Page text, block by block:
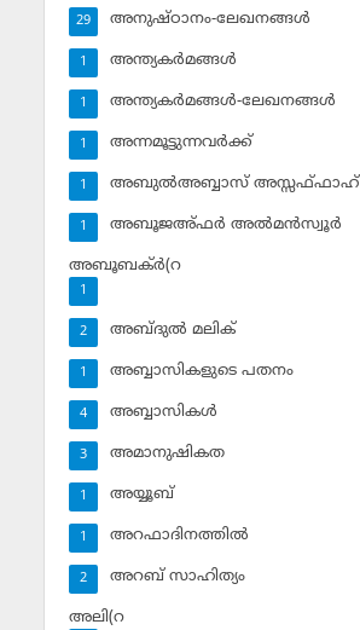
അനുഷ്ഠാനം-ലേഖനങ്ങള്‍
29
അന്ത്യകര്‍മങ്ങള്‍
1
അന്ത്യകര്‍മങ്ങള്‍-ലേഖനങ്ങള്‍
1
അന്നമൂട്ടുന്നവര്‍ക്ക്
1
അബുല്‍അബ്ബാസ് അസ്സഫ്ഫാഹ്‌
1
അബൂജഅ്ഫര്‍ അല്‍മന്‍സ്വൂര്‍
1
അബൂബക്ര്‍(റ
1
അബ്ദുല്‍ മലിക്‌
2
അബ്ബാസികളുടെ പതനം
1
അബ്ബാസികള്‍
4
അമാനുഷികത
3
അയ്യൂബ്‌
1
അറഫാദിനത്തില്‍
1
അറബ് സാഹിത്യം
2
അലി(റ